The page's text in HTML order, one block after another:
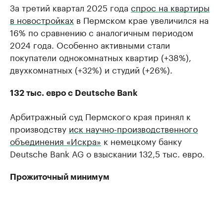
За третий квартал 2025 года спрос на квартиры
в новостройках в Пермском крае увеличился на
16% по сравнению с аналогичным периодом
2024 года. Особенно активными стали
покупатели однокомнатных квартир (+38%),
двухкомнатных (+32%) и студий (+26%).
132 тыс. евро с Deutsche Bank
Арбитражный суд Пермского края принял к
производству иск научно-производственного
объединения «Искра» к немецкому банку
Deutsche Bank AG о взыскании 132,5 тыс. евро.
Прожиточный минимум